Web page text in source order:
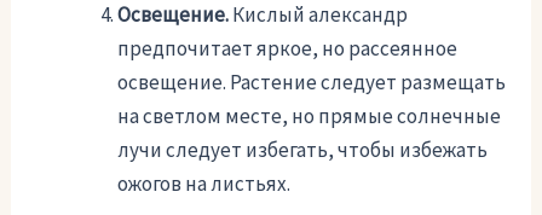
Освещение.Кислый александр
предпочитает яркое, но рассеянное
освещение. Растение следует размещать
на светлом месте, но прямые солнечные
лучи следует избегать, чтобы избежать
ожогов на листьях.